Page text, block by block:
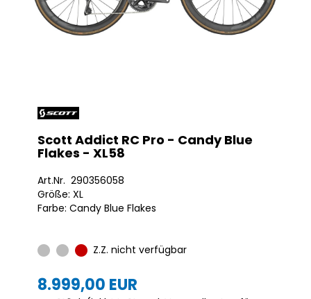
Scott Addict RC Pro - Candy Blue
Flakes - XL58
Art.Nr. 290356058
Größe: XL
Farbe: Candy Blue Flakes
Z.Z. nicht verfügbar
8.999,00 EUR